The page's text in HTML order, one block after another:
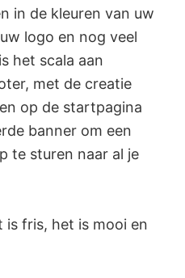
in de kleuren van uw
logo en nog veel
het scala aan
met de creatie
op de startpagina
banner om een
te sturen naar al je
is fris, het is mooi en